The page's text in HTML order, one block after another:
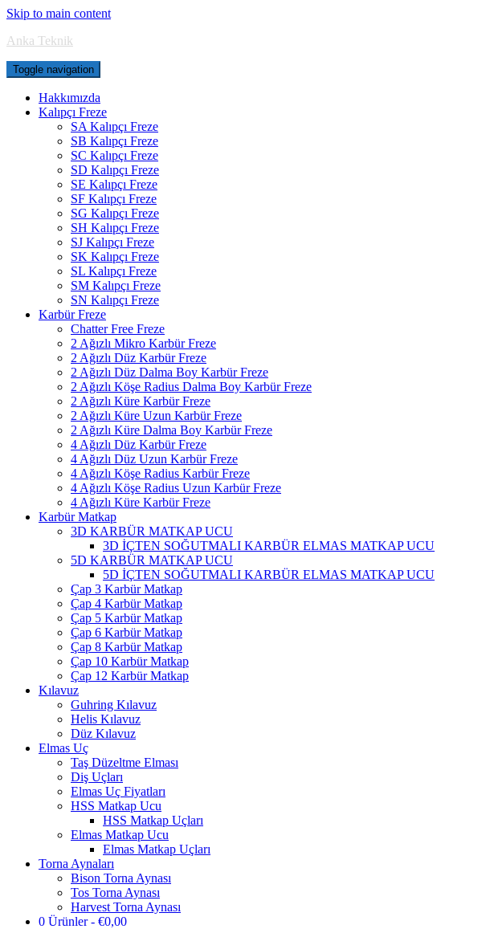
Skip to main content
Anka Teknik
Toggle navigation
Hakkımızda
Kalıpçı Freze
SA Kalıpçı Freze
SB Kalıpçı Freze
SC Kalıpçı Freze
SD Kalıpçı Freze
SE Kalıpçı Freze
SF Kalıpçı Freze
SG Kalıpçı Freze
SH Kalıpçı Freze
SJ Kalıpçı Freze
SK Kalıpçı Freze
SL Kalıpçı Freze
SM Kalıpçı Freze
SN Kalıpçı Freze
Karbür Freze
Chatter Free Freze
2 Ağızlı Mikro Karbür Freze
2 Ağızlı Düz Karbür Freze
2 Ağızlı Düz Dalma Boy Karbür Freze
2 Ağızlı Köşe Radius Dalma Boy Karbür Freze
2 Ağızlı Küre Karbür Freze
2 Ağızlı Küre Uzun Karbür Freze
2 Ağızlı Küre Dalma Boy Karbür Freze
4 Ağızlı Düz Karbür Freze
4 Ağızlı Düz Uzun Karbür Freze
4 Ağızlı Köşe Radius Karbür Freze
4 Ağızlı Köşe Radius Uzun Karbür Freze
4 Ağızlı Küre Karbür Freze
Karbür Matkap
3D KARBÜR MATKAP UCU
3D İÇTEN SOĞUTMALI KARBÜR ELMAS MATKAP UCU
5D KARBÜR MATKAP UCU
5D İÇTEN SOĞUTMALI KARBÜR ELMAS MATKAP UCU
Çap 3 Karbür Matkap
Çap 4 Karbür Matkap
Çap 5 Karbür Matkap
Çap 6 Karbür Matkap
Çap 8 Karbür Matkap
Çap 10 Karbür Matkap
Çap 12 Karbür Matkap
Kılavuz
Guhring Kılavuz
Helis Kılavuz
Düz Kılavuz
Elmas Uç
Taş Düzeltme Elması
Diş Uçları
Elmas Uç Fiyatları
HSS Matkap Ucu
HSS Matkap Uçları
Elmas Matkap Ucu
Elmas Matkap Uçları
Torna Aynaları
Bison Torna Aynası
Tos Torna Aynası
Harvest Torna Aynası
0 Ürünler
€0,00